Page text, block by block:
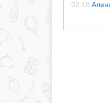
02:18